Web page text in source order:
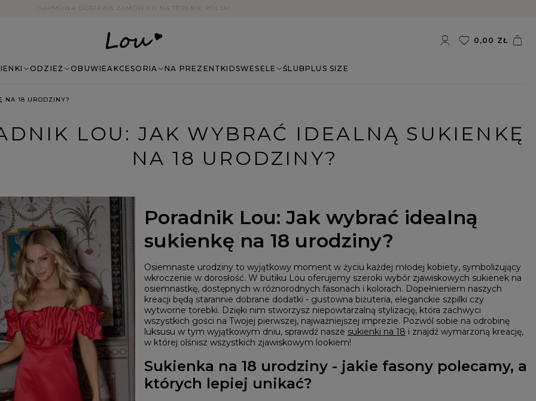
14 DNI NA ZWROT BEZ PODANIA PRZYCZYNY
0,00 ZŁ
ODZIEŻ OBUWIEAKCESORIA NA PREZENT KIDSWESELE ŚLUB PLUS SIZE
NA 18 URODZINY?
LOU: JAK WYBRAĆ IDEALNĄ SUKIENKĘ
NA 18 URODZINY?
Poradnik Lou: Jak wybrać idealną
sukienkę na 18 urodziny?
Osiemnaste urodziny to wyjątkowy moment w życiu każdej młodej kobiety, symbolizujący
wkroczenie w dorosłość. W butiku Lou oferujemy szeroki wybór zjawiskowych sukienek na
osiemnastkę, dostępnych w różnorodnych fasonach i kolorach. Dopełnieniem naszych
kreacji będą starannie dobrane dodatki - gustowna biżuteria, eleganckie szpilki czy
wytworne torebki. Dzięki nim stworzysz niepowtarzalną stylizację, która zachwyci
wszystkich gości na Twojej pierwszej, najważniejszej imprezie. Pozwól sobie na odrobinę
luksusu w tym wyjątkowym dniu, sprawdź nasze sukienki na 18 i znajdź wymarzoną kreację,
w której olśnisz wszystkich zjawiskowym lookiem!
Sukienka na 18 urodziny - jakie fasony polecamy, a
których lepiej unikać?